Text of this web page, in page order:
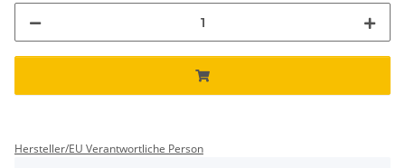
Hersteller/EU Verantwortliche Person